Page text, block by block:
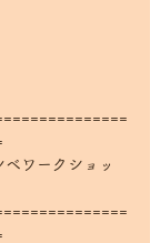
ワークショッ